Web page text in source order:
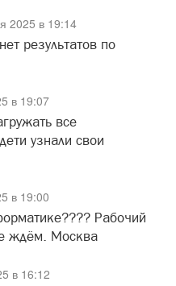
2025 в 19:14
результатов по
в 19:07
все
узнали свои
в 19:00
Рабочий
ждём. Москва
в 16:12